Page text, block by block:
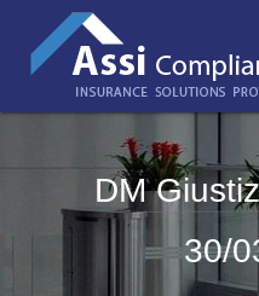
contenuto
DM
30/